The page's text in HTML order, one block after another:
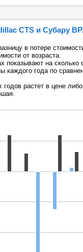
CTS и Субару
в потере
от возраста.
показывают на сколько
каждого года по
растет в цене